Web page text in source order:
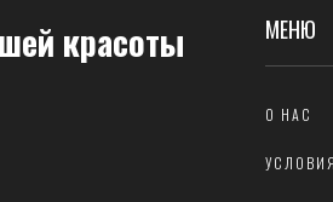
красоты МЕНЮ
О НАС